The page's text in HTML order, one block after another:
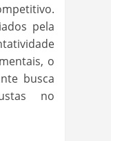
pela
o
busca
no